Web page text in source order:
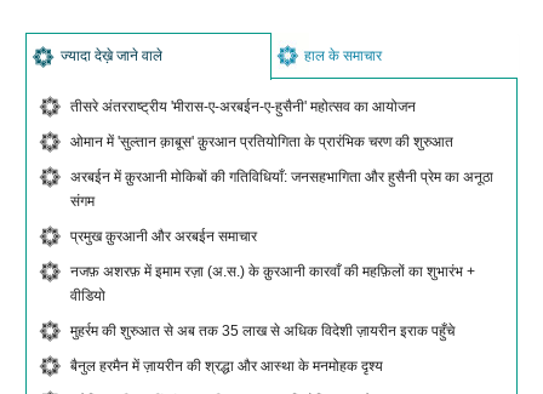
ज्यादा देख़े जाने वाले हाल के समाचार
तीसरे अंतरराष्ट्रीय 'मीरास-ए-अरबईन-ए-हुसैनी' महोत्सव का आयोजन
ओमान में 'सुल्तान क़ाबूस' क़ुरआन प्रतियोगिता के प्रारंभिक चरण की शुरुआत
अरबईन में क़ुरआनी मोकिबों की गतिविधियाँ: जनसहभागिता और हुसैनी प्रेम का अनूठा
संगम
प्रमुख क़ुरआनी और अरबईन समाचार
नजफ़ अशरफ़ में इमाम रज़ा (अ.स.) के क़ुरआनी कारवाँ की महफ़िलों का शुभारंभ +
वीडियो
मुहर्रम की शुरुआत से अब तक 35 लाख से अधिक विदेशी ज़ायरीन इराक पहुँचे
बैनुल हरमैन में ज़ायरीन की श्रद्धा और आस्था के मनमोहक दृश्य